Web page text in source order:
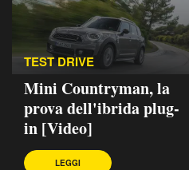
TEST DRIVE
Mini Countryman, la
prova dell'ibrida plug-
in [Video]
LEGGI